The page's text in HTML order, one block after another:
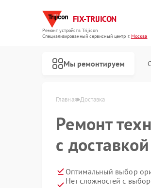
FIX-TRIJICON
Ремонт устройств Trijicon
Специализированный cервисный центр г.Москва
Мы ремонтируем
Главная Доставка
Ремонт
с
Оптимальный выбор
Нет сложностей с